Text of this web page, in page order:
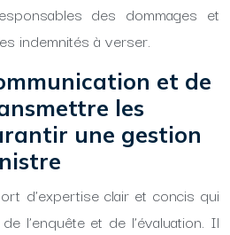
des dommages et
indemnités à verser.
et de
les
une gestion
d’expertise clair et concis qui
l’enquête et de l’évaluation. Il